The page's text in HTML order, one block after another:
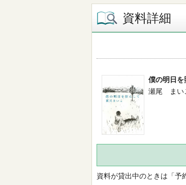
資料詳細
僕の明日を
瀬尾 まい
資料が貸出中のときは「予